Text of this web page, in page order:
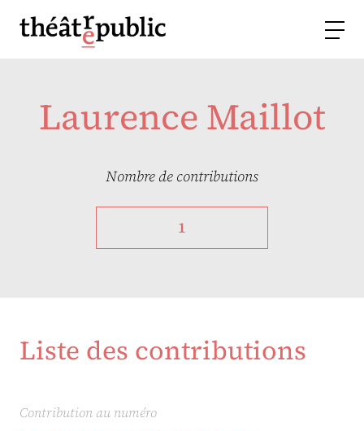
Laurence Maillot
Nombre de contributions
1
Liste des contributions
Contribution au numéro